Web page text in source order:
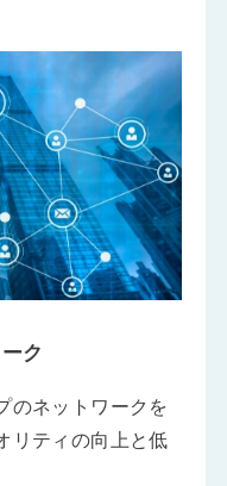
ク
のネットワークを
リティの向上と低